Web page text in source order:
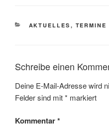
KATEGORIEN
AKTUELLES , TERMINE
Schreibe einen
Deine E-Mail-Adresse wird
Felder sind mit* markiert
Kommentar*